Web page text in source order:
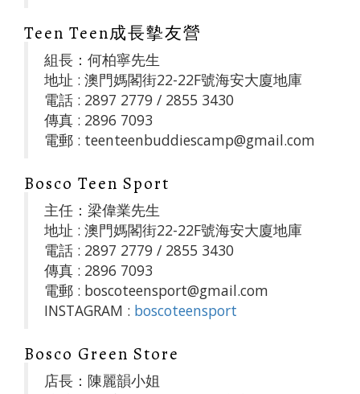
Teen Teen成長摰友營
組長：何柏寧先生
地址 : 澳門媽閣街22-22F號海安大廈地庫
電話 : 2897 2779 / 2855 3430
傳真 : 2896 7093
電郵 : teenteenbuddiescamp@gmail.com
Bosco Teen Sport
主任：梁偉業先生
地址 : 澳門媽閣街22-22F號海安大廈地庫
電話 : 2897 2779 / 2855 3430
傳真 : 2896 7093
電郵 : boscoteensport@gmail.com
INSTAGRAM : boscoteensport
Bosco Green Store
店長：陳麗韻小姐